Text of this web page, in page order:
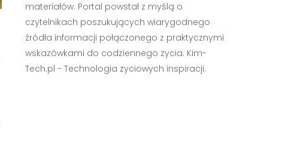
materiałów. Portal powstał z myślą o
czytelnikach poszukujących wiarygodnego
źródła informacji połączonego z praktycznymi
wskazówkami do codziennego życia. Kim-
Tech.pl - Technologia życiowych inspiracji.